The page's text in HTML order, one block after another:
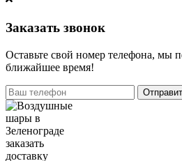
Заказать звонок
Оставьте свой номер телефона, мы
ближайшее время!